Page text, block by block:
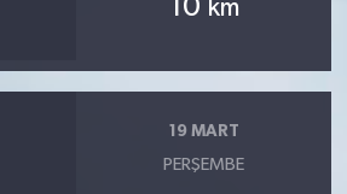
10 km
19 MART
PERŞEMBE